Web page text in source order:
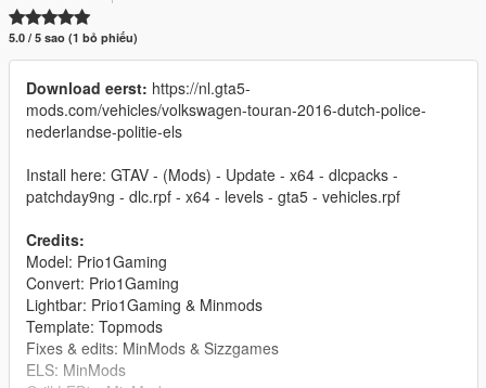
5.0 / 5 sao (1 bỏ phiếu)
Download eerst: https://nl.gta5-
mods.com/vehicles/volkswagen-touran-2016-dutch-police-
nederlandse-politie-els
Install here: GTAV - (Mods) - Update - x64 - dlcpacks -
patchday9ng - dlc.rpf - x64 - levels - gta5 - vehicles.rpf
Credits:
Model: Prio1Gaming
Convert: Prio1Gaming
Lightbar: Prio1Gaming & Minmods
Template: Topmods
Fixes & edits: MinMods & Sizzgames
ELS: MinMods